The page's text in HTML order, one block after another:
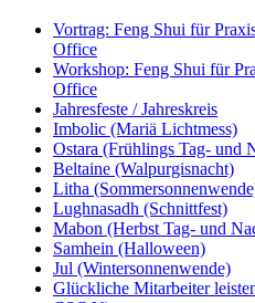
Vortrag: Feng Shui für
Office
Workshop: Feng Shui für
Office
Jahresfeste / Jahreskreis
Imbolic (Mariä Lichtmess)
Ostara (Frühlings Tag- und
Beltaine (Walpurgisnacht)
Litha
Lughnasadh (Schnittfest)
Mabon (Herbst Tag- und
Samhein (Halloween)
Jul (Wintersonnenwende)
Glückliche Mitarbeiter